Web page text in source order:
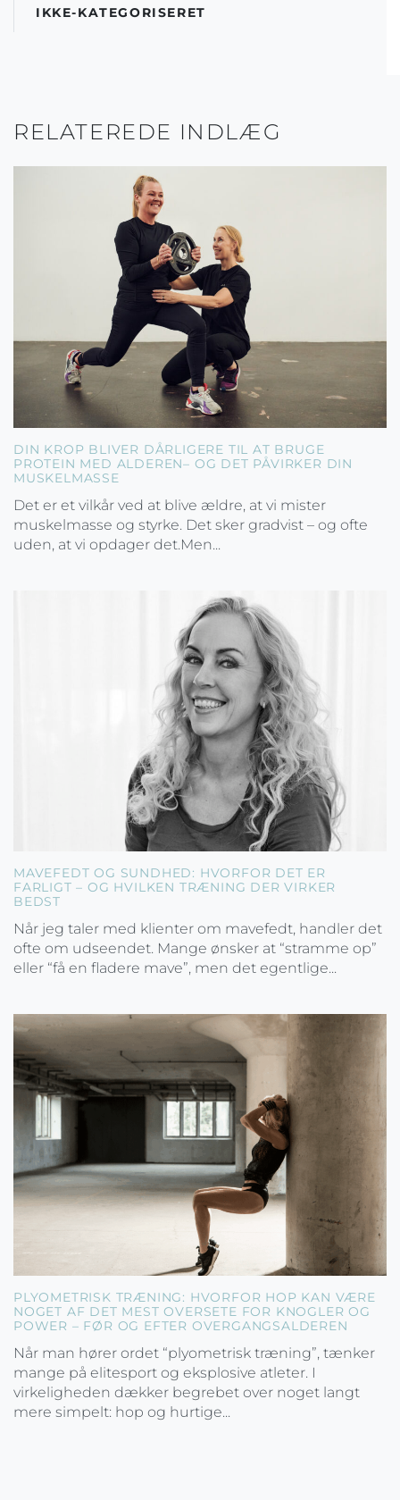
IKKE-KATEGORISERET
RELATEREDE INDLÆG
DIN KROP BLIVER DÅRLIGERE TIL AT BRUGE
PROTEIN MED ALDEREN– OG DET PÅVIRKER DIN
MUSKELMASSE
Det er et vilkår ved at blive ældre, at vi mister
muskelmasse og styrke. Det sker gradvist – og ofte
uden, at vi opdager det.Men...
MAVEFEDT OG SUNDHED: HVORFOR DET ER
FARLIGT – OG HVILKEN TRÆNING DER VIRKER
BEDST
Når jeg taler med klienter om mavefedt, handler det
ofte om udseendet. Mange ønsker at “stramme op”
eller “få en fladere mave”, men det egentlige...
PLYOMETRISK TRÆNING: HVORFOR HOP KAN VÆRE
NOGET AF DET MEST OVERSETE FOR KNOGLER OG
POWER – FØR OG EFTER OVERGANGSALDEREN
Når man hører ordet “plyometrisk træning”, tænker
mange på elitesport og eksplosive atleter. I
virkeligheden dækker begrebet over noget langt
mere simpelt: hop og hurtige...